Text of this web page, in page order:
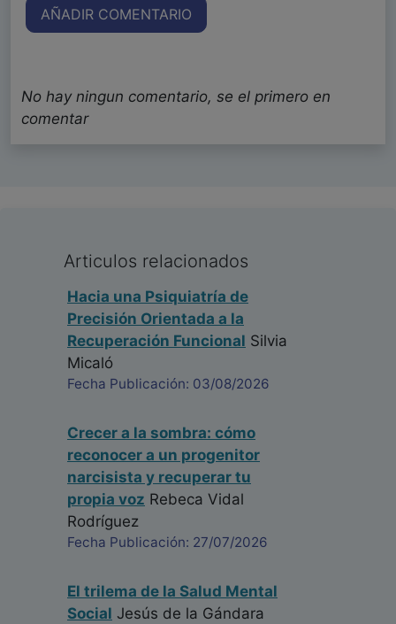
AÑADIR COMENTARIO
No hay ningun comentario, se el primero en
comentar
Articulos relacionados
Hacia una Psiquiatría de
Precisión Orientada a la
Recuperación Funcional Silvia
Micaló
Fecha Publicación: 03/08/2026
Crecer a la sombra: cómo
reconocer a un progenitor
narcisista y recuperar tu
propia voz Rebeca Vidal
Rodríguez
Fecha Publicación: 27/07/2026
El trilema de la Salud Mental
Social Jesús de la Gándara